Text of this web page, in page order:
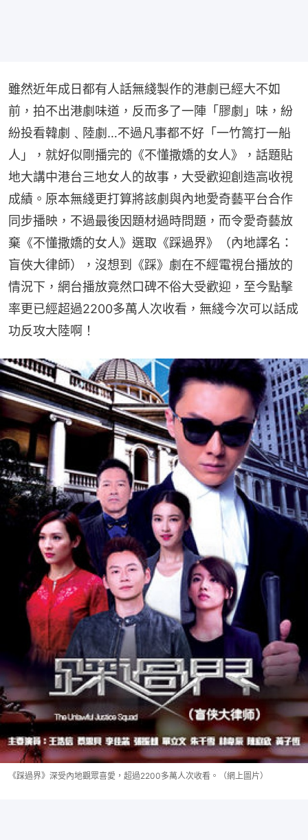
雖然近年成日都有人話無綫製作的港劇已經大不如
前，拍不出港劇味道，反而多了一陣「膠劇」味，紛
紛投看韓劇﹑陸劇…不過凡事都不好「一竹篙打一船
人」，就好似剛播完的《不懂撒嬌的女人》，話題貼
地大講中港台三地女人的故事，大受歡迎創造高收視
成績。原本無綫更打算將該劇與內地愛奇藝平台合作
同步播映，不過最後因題材過時問題，而令愛奇藝放
棄《不懂撒嬌的女人》選取《踩過界》（內地譯名：
盲俠大律師），沒想到《踩》劇在不經電視台播放的
情況下，網台播放竟然口碑不俗大受歡迎，至今點擊
率更已經超過2200多萬人次收看，無綫今次可以話成
功反攻大陸啊！
《踩過界》深受內地觀眾喜愛，超過2200多萬人次收看。（網上圖片）